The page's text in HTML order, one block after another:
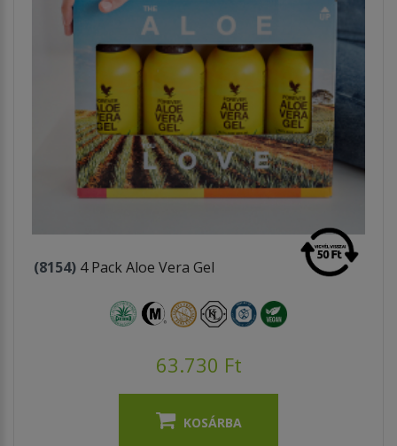
(8154) 4 Pack Aloe Vera Gel
63.730 Ft
KOSÁRBA